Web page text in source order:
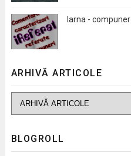
Iarna -
ARHIVĂ ARTICOLE
BLOGROLL